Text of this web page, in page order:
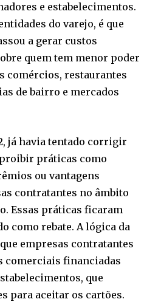
e estabelecimentos.
do varejo, é que
a gerar custos
quem tem menor poder
comércios, restaurantes
de bairro e mercados
já havia tentado corrigir
práticas como
ou vantagens
contratantes no âmbito
Essas práticas ficaram
como rebate. A lógica da
empresas contratantes
comerciais financiadas
que
para aceitar os cartões.